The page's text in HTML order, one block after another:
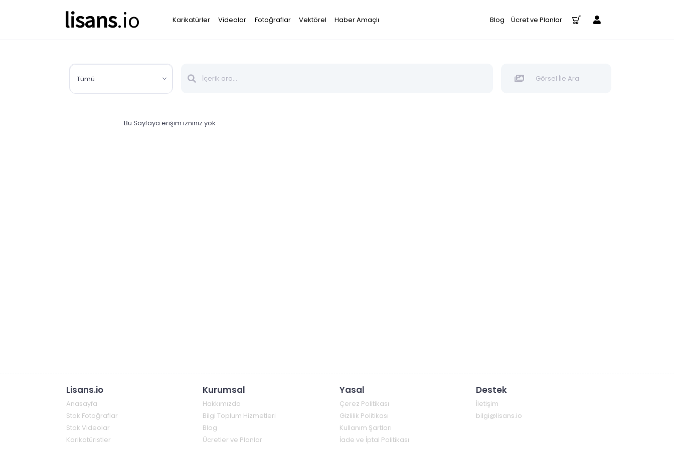
lisans.io Karikatürler Videolar Fotoğraflar Vektörel Haber Amaçlı Blog Ücret ve Planlar
Tümü Görsel İle Ara
Bu Sayfaya erişim izniniz yok
Lisans.io
Anasayfa
Stok Fotoğraflar
Stok Videolar
Karikatüristler
Kurumsal
Hakkımızda
Bilgi Toplum Hizmetleri
Blog
Ücretler ve Planlar
Yasal
Çerez Politikası
Gizlilik Politikası
Kullanım Şartları
İade ve İptal Politikası
Destek
İletişim
bilgi@lisans.io